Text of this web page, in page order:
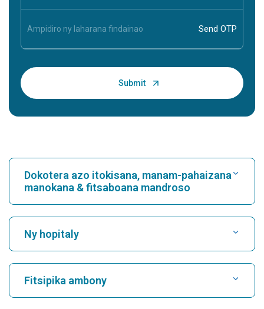
Dokotera azo itokisana, manam-pahaizana
manokana & fitsaboana mandroso
Mitadiava hopitaly
Mitadiava mpitsabo fo
Ny hopitaly
Fitsipika ambony